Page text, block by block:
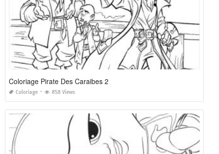
Coloriage Pirate Des Caraibes 2
Coloriage 858 Views